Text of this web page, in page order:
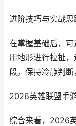
进阶技巧与实战思
在掌握基础后，
用地形进行拉扯
段。保持冷静判断
2026英雄联盟手
综合来看，2026